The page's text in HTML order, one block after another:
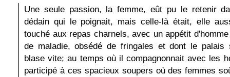
Une seule passion, la femme, eût pu le retenir
dédain qui le poignait, mais celle-là était, elle
touché aux repas charnels, avec un appétit
de maladie, obsédé de fringales et dont le palais
blase vite; au temps où il compagnonnait avec les
participé à ces spacieux soupers où des femmes